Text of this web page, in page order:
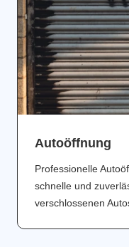
Аutoöffnung
Professionelle
schnelle und
verschlossenen